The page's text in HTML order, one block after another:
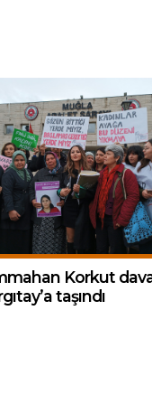
Korkut
taşındı